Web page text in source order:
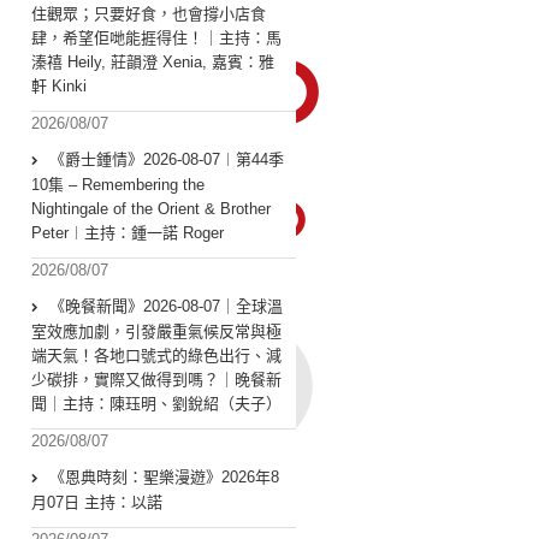
住觀眾；只要好食，也會撐小店食
肆，希望佢哋能捱得住！｜主持：馬
溱禧 Heily, 莊韻澄 Xenia, 嘉賓：雅
軒 Kinki
2026/08/07
《爵士鍾情》2026-08-07︱第44季
10集 – Remembering the
Nightingale of the Orient & Brother
Peter︱主持：鍾一諾 Roger
2026/08/07
《晚餐新聞》2026-08-07｜全球溫
室效應加劇，引發嚴重氣候反常與極
端天氣！各地口號式的綠色出行、減
少碳排，實際又做得到嗎？｜晚餐新
聞｜主持：陳珏明、劉銳紹（夫子）
2026/08/07
《恩典時刻：聖樂漫遊》2026年8
月07日 主持：以諾